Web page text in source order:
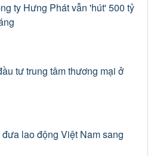
ty Hưng Phát vẫn 'hút' 500 tỷ
tư trung tâm thương mại ở
lao động Việt Nam sang